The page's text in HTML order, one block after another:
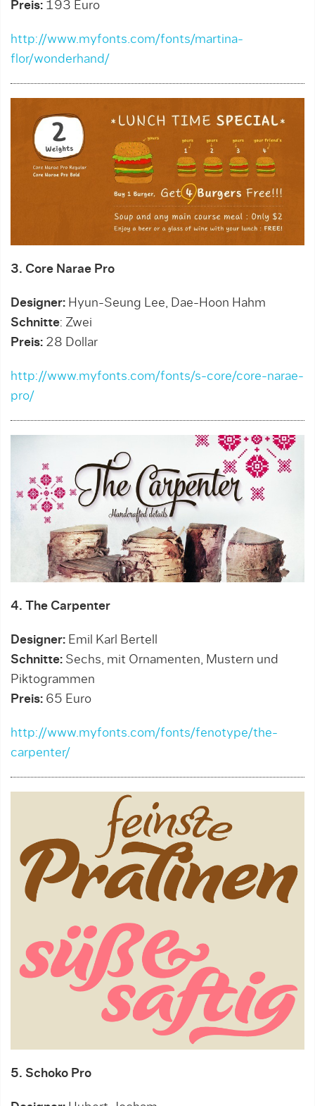
Preis: 193 Euro
http://www.myfonts.com/fonts/martina-
flor/wonderhand/
3. Core Narae Pro
Designer: Hyun-Seung Lee, Dae-Hoon Hahm
Schnitte: Zwei
Preis: 28 Dollar
http://www.myfonts.com/fonts/s-core/core-narae-
pro/
4. The Carpenter
Designer: Emil Karl Bertell
Schnitte: Sechs, mit Ornamenten, Mustern und
Piktogrammen
Preis: 65 Euro
http://www.myfonts.com/fonts/fenotype/the-
carpenter/
5. Schoko Pro